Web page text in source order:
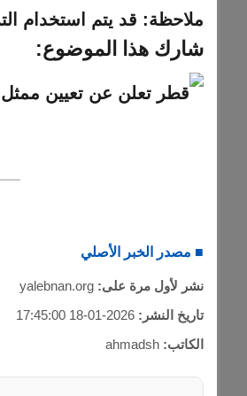
ملاحظة: قد يتم استخدام
شارك هذا الموضوع:
■ مصدر الخبر الأصلي
نشر لأول مرة على: yalebnan.org
تاريخ النشر: 2026-01-18 17:45:00
الكاتب: ahmadsh